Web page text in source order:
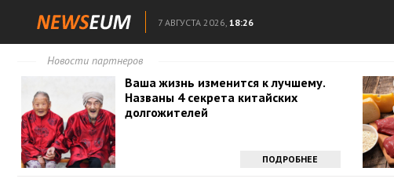
7 АВГУСТА 2026, 18:26
Новости партнеров
Ваша жизнь изменится к лучшему.
Названы 4 секрета китайских
долгожителей
ПОДРОБНЕЕ